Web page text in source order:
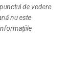
de vedere
nu este